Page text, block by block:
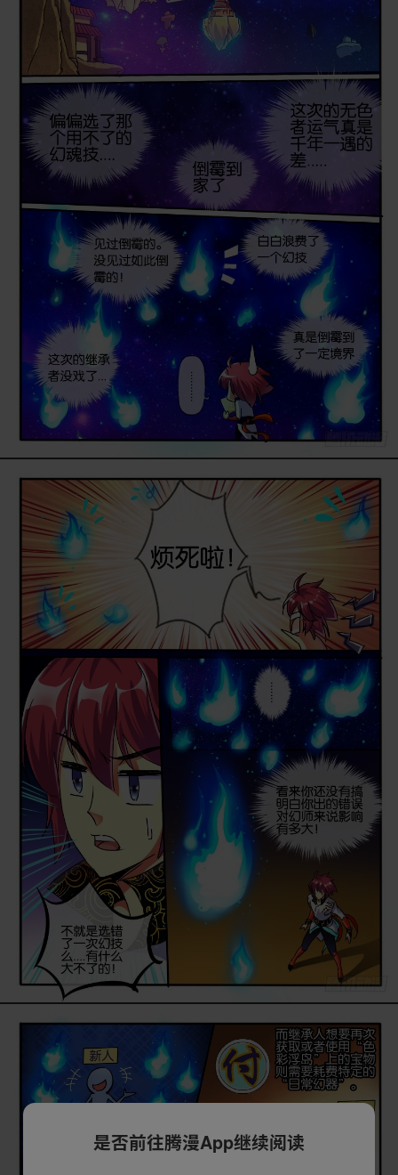
是否前往腾漫App继续阅读